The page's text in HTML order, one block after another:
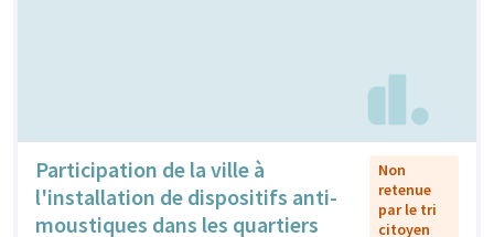
Participation de la ville à
l'installation de dispositifs anti-
moustiques dans les quartiers
Non
retenue
par le tri
citoyen